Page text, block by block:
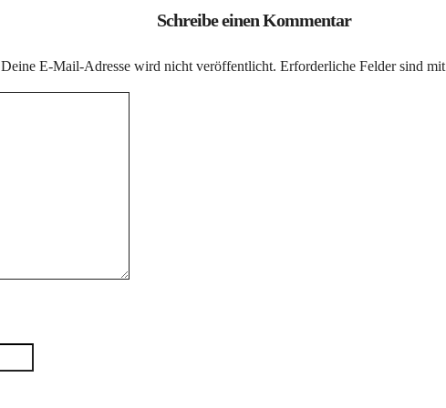
Schreibe einen Kommentar
Deine E-Mail-Adresse wird nicht veröffentlicht. Erforderliche Felder sind mit